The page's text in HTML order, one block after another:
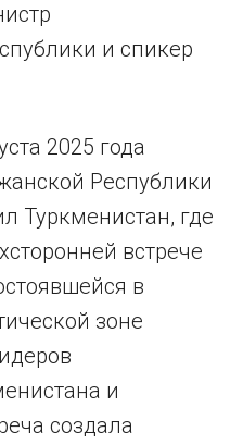
и спикер
2025 года
Республики
Туркменистан, где
встрече
в
зоне
и
создала